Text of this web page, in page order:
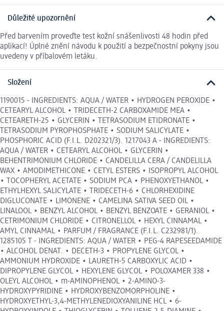
Důležité upozornění
Před barvením proveďte test kožní snášenlivosti 48 hodin před
aplikací! Úplné znění návodu k použití a bezpečnostní pokyny jsou
uvedeny v příbalovém letáku.
Složení
1190015 - INGREDIENTS: AQUA / WATER • HYDROGEN PEROXIDE •
CETEARYL ALCOHOL • TRIDECETH-2 CARBOXAMIDE MEA •
CETEARETH-25 • GLYCERIN • TETRASODIUM ETIDRONATE •
TETRASODIUM PYROPHOSPHATE • SODIUM SALICYLATE •
PHOSPHORIC ACID (F.I.L. D202321/3). 1217043 A - INGREDIENTS:
AQUA / WATER • CETEARYL ALCOHOL • GLYCERIN •
BEHENTRIMONIUM CHLORIDE • CANDELILLA CERA / CANDELILLA
WAX • AMODIMETHICONE • CETYL ESTERS • ISOPROPYL ALCOHOL
• TOCOPHERYL ACETATE • SODIUM PCA • PHENOXYETHANOL •
ETHYLHEXYL SALICYLATE • TRIDECETH-6 • CHLORHEXIDINE
DIGLUCONATE • LIMONENE • CAMELINA SATIVA SEED OIL •
LINALOOL • BENZYL ALCOHOL • BENZYL BENZOATE • GERANIOL •
CETRIMONIUM CHLORIDE • CITRONELLOL • HEXYL CINNAMAL •
AMYL CINNAMAL • PARFUM / FRAGRANCE (F.I.L. C232981/1).
1285105 T - INGREDIENTS: AQUA / WATER • PEG-4 RAPESEEDAMIDE
• ALCOHOL DENAT. • DECETH-3 • PROPYLENE GLYCOL •
AMMONIUM HYDROXIDE • LAURETH-5 CARBOXYLIC ACID •
DIPROPYLENE GLYCOL • HEXYLENE GLYCOL • POLOXAMER 338 •
OLEYL ALCOHOL • m-AMINOPHENOL • 2-AMINO-3-
HYDROXYPYRIDINE • HYDROXYBENZOMORPHOLINE •
HYDROXYETHYL-3,4-METHYLENEDIOXYANILINE HCL • 6-